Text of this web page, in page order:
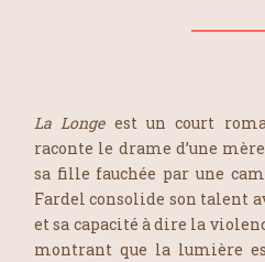
La Longeest un court
raconte le drame d’une
sa fille fauchée par une
Fardel consolide son talent
et sa capacité à dire la
montrant que la lumière